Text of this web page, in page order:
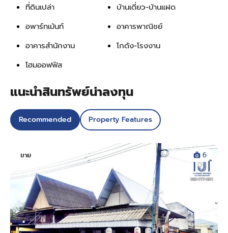
ที่ดินเปล่า
บ้านเดี่ยว-บ้านแฝด
อพาร์ทเม้นท์
อาคารพาณิชย์
อาคารสำนักงาน
โกดัง-โรงงาน
โฮมออฟฟิส
แนะนำสินทรัพย์น่าลงทุน
Recommended Property Features
ขาย 6